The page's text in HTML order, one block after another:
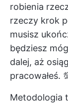
robienia
rzeczy krok
musisz
będziesz
dalej, aż
pracowałeś.
Metodologia